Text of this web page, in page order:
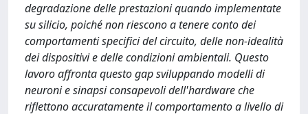
degradazione delle prestazioni quando implementate
su silicio, poiché non riescono a tenere conto dei
comportamenti specifici del circuito, delle non-idealità
dei dispositivi e delle condizioni ambientali. Questo
lavoro affronta questo gap sviluppando modelli di
neuroni e sinapsi consapevoli dell'hardware che
riflettono accuratamente il comportamento a livello di